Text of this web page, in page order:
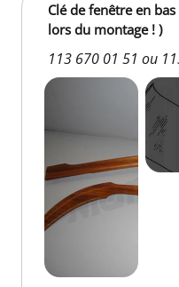
Clé de fenêtre en
lors du montage ! )
113 670 01 51 ou